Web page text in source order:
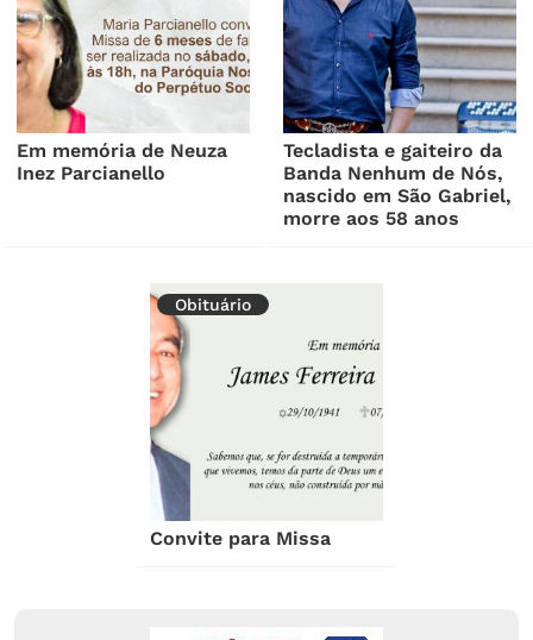
Em memória de Neuza
Inez Parcianello
Tecladista e gaiteiro da
Banda Nenhum de Nós,
nascido em São Gabriel,
morre aos 58 anos
Obituário
Convite para Missa